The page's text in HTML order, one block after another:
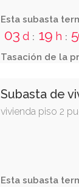
Esta subasta
03 d : 19 h :
Tasación de la
Subasta de
vivienda piso 2
Esta subasta